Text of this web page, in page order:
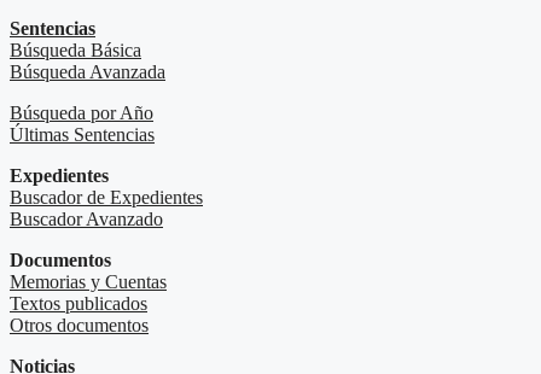
Sentencias
Búsqueda Básica
Búsqueda Avanzada
Búsqueda por Año
Últimas Sentencias
Expedientes
Buscador de Expedientes
Buscador Avanzado
Documentos
Memorias y Cuentas
Textos publicados
Otros documentos
Noticias